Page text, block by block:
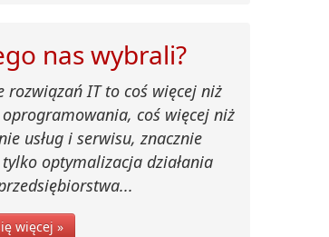
nas wybrali?
rozwiązań IT to coś więcej niż
coś więcej niż
usług i serwisu, znacznie
optymalizacja działania
więcej »